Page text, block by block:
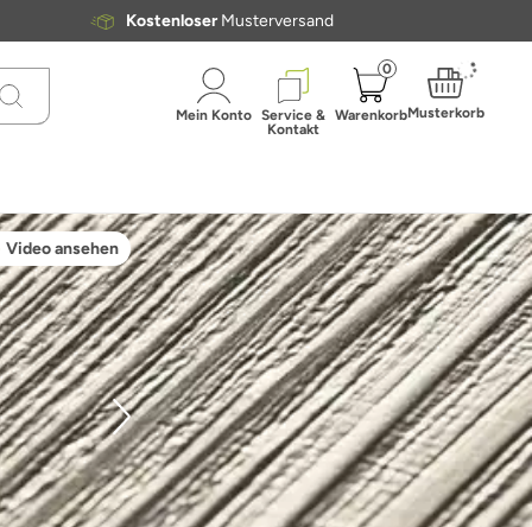
Kostenloser Musterversand
Mein Konto Service &
Kontakt
0
WarenkorbMusterkorb
Video ansehen